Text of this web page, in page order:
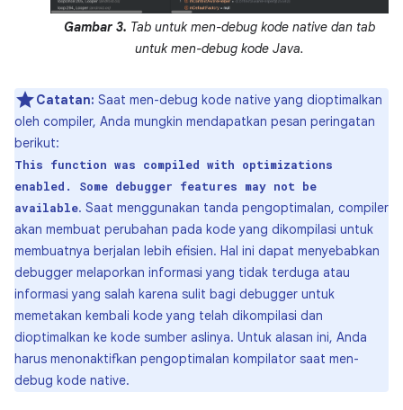
Gambar 3. Tab untuk men-debug kode native dan tab
untuk men-debug kode Java.
Catatan: Saat men-debug kode native yang dioptimalkan
oleh compiler, Anda mungkin mendapatkan pesan peringatan
berikut:
This function was compiled with optimizations
enabled. Some debugger features may not be
available. Saat menggunakan tanda pengoptimalan, compiler
akan membuat perubahan pada kode yang dikompilasi untuk
membuatnya berjalan lebih efisien. Hal ini dapat menyebabkan
debugger melaporkan informasi yang tidak terduga atau
informasi yang salah karena sulit bagi debugger untuk
memetakan kembali kode yang telah dikompilasi dan
dioptimalkan ke kode sumber aslinya. Untuk alasan ini, Anda
harus menonaktifkan pengoptimalan kompilator saat men-
debug kode native.